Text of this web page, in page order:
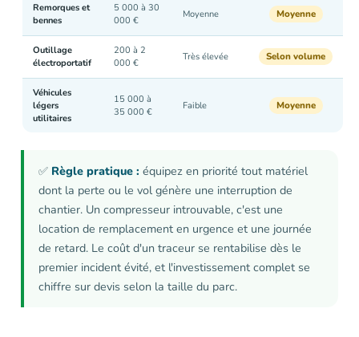
Remorques et
bennes
5 000 à 30
000 €
Moyenne Moyenne
Outillage
électroportatif
200 à 2
000 €
Très élevée Selon volume
Véhicules
légers
utilitaires
15 000 à
35 000 €
Faible Moyenne
✅ Règle pratique : équipez en priorité tout matériel
dont la perte ou le vol génère une interruption de
chantier. Un compresseur introuvable, c'est une
location de remplacement en urgence et une journée
de retard. Le coût d'un traceur se rentabilise dès le
premier incident évité, et l'investissement complet se
chiffre sur devis selon la taille du parc.